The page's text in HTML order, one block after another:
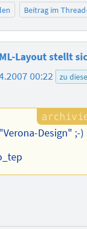
Beitrag im
Layout stellt
00:22 zu
Design" ;-)